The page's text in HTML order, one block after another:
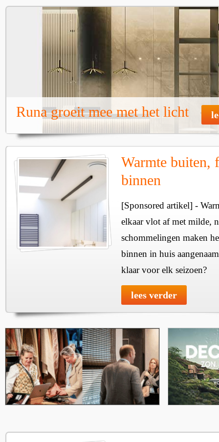
Runa groeit mee met het licht
Warmte buiten,
binnen
[Sponsored artikel] -
elkaar vlot af met milde,
schommelingen maken
binnen in huis
klaar voor elk seizoen?
lees verder